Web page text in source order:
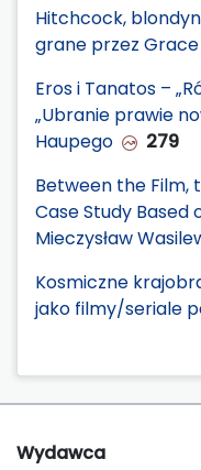
Hitchcock,
grane przez
Eros i Tanatos –
„Ubranie prawie
Haupego
279
Between the Film,
Case Study Based
Mieczysław
Kosmiczne
jako filmy/seriale
Wydawca